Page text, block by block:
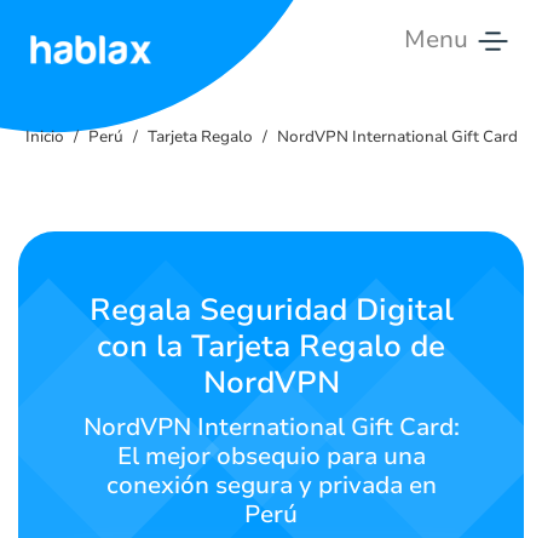
Menu
Tarifas
Contáctanos
Español
SIGN UP
Inicio Perú Tarjeta Regalo NordVPN International Gift Card
Regala Seguridad Digital
con la Tarjeta Regalo de
NordVPN
NordVPN International Gift Card:
El mejor obsequio para una
conexión segura y privada en
Perú